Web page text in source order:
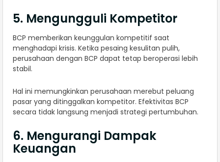
5. Mengungguli Kompetitor
BCP memberikan keunggulan kompetitif saat
menghadapi krisis. Ketika pesaing kesulitan pulih,
perusahaan dengan BCP dapat tetap beroperasi lebih
stabil.
Hal ini memungkinkan perusahaan merebut peluang
pasar yang ditinggalkan kompetitor. Efektivitas BCP
secara tidak langsung menjadi strategi pertumbuhan.
6. Mengurangi Dampak
Keuangan